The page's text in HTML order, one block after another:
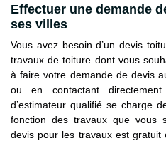
Effectuer une demande
ses villes
Vous avez besoin d’un devis
travaux de toiture dont vous
à faire votre demande de devis
ou en contactant
d’estimateur qualifié se charge
fonction des travaux que vous
devis pour les travaux est